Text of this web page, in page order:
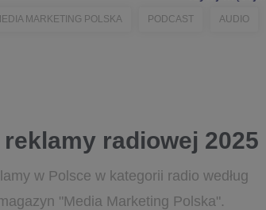
MARKETING POLSKA PODCAST AUDIO
radiowej 2025
w Polsce w kategorii radio według
"Media Marketing Polska".